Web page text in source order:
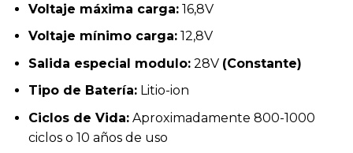
Voltaje máxima carga:16,8V
Voltaje mínimo carga:12,8V
Salida especial modulo:28V (Constante)
Tipo de Batería:Litio-ion
Ciclos de Vida:Aproximadamente 800-1000
ciclos o 10 años de uso